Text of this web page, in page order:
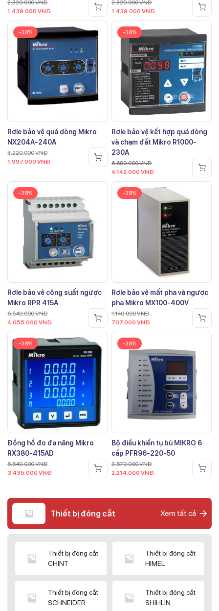
2.320.000VNĐ
1.439.000 VNĐ
2.320.000VNĐ
1.439.000 VNĐ
-38%
Rơle bảo vệ quá dòng Mikro
NX204A-240A
3.220.000VNĐ
1.997.000 VNĐ
-38%
Rơle bảo vệ kết hợp quá dòng
và chạm đất Mikro R1000-
230A
6.680.000VNĐ
4.142.000 VNĐ
-38%
Rơle bảo vệ công suất ngược
Mikro RPR 415A
6.540.000VNĐ
4.055.000 VNĐ
-38%
Rơle bảo vệ mất pha và ngược
pha Mikro MX100-400V
1.140.000VNĐ
707.000 VNĐ
-38%
Đồng hồ đo đa năng Mikro
RX380-415AD
5.540.000VNĐ
3.435.000 VNĐ
-38%
Bộ điều khiển tụ bù MIKRO 6
cấp PFR96-220-50
3.570.000VNĐ
2.214.000 VNĐ
Thiết bị đóng cắt Xem tất cả
Thiết bị đóng cắt
CHINT
Thiết bị đóng cắt
HIMEL
Thiết bị đóng cắt
SCHNEIDER
Thiết bị đóng cắt
SHIHLIN